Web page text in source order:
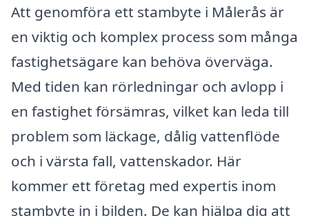
Att genomföra ett stambyte i Målerås är
en viktig och komplex process som många
fastighetsägare kan behöva överväga.
Med tiden kan rörledningar och avlopp i
en fastighet försämras, vilket kan leda till
problem som läckage, dålig vattenflöde
och i värsta fall, vattenskador. Här
kommer ett företag med expertis inom
stambyte in i bilden. De kan hjälpa dig att